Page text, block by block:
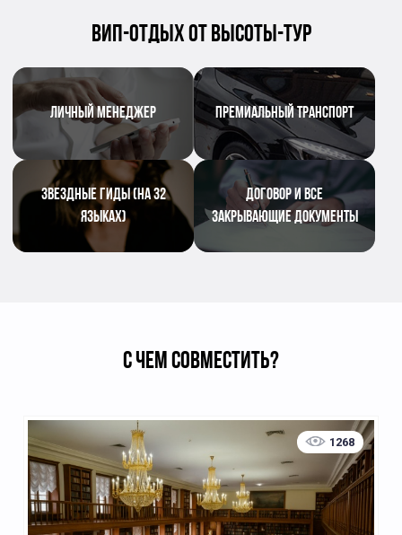
ВИП-ОТДЫХ ОТ ВЫСОТЫ-ТУР
ЛИЧНЫЙ МЕНЕДЖЕР ПРЕМИАЛЬНЫЙ ТРАНСПОРТ
ЗВЕЗДНЫЕ ГИДЫ (НА 32
ЯЗЫКАХ)
ДОГОВОР И ВСЕ
ЗАКРЫВАЮЩИЕ ДОКУМЕНТЫ
С ЧЕМ СОВМЕСТИТЬ?
1268